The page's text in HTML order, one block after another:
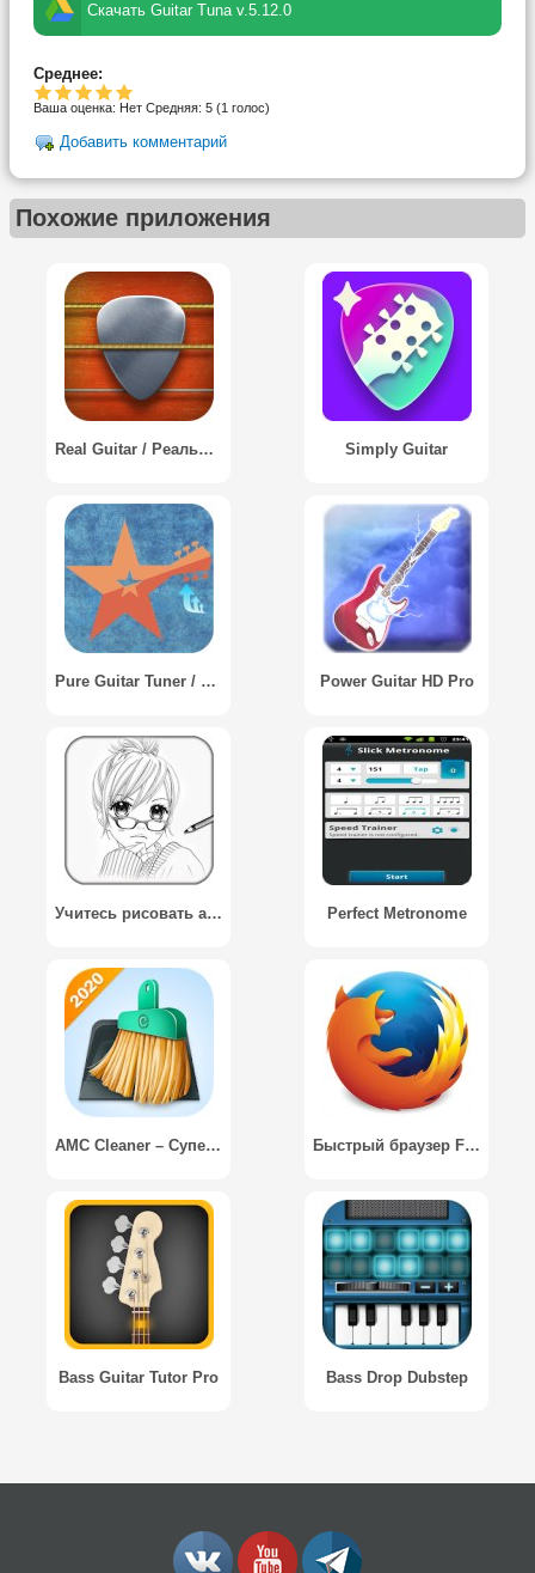
Скачать Guitar Tuna v.5.12.0
Среднее:
Ваша оценка: Нет Средняя: 5 (1 голос)
Добавить комментарий
Похожие приложения
Real Guitar / Реальная гитара Simply Guitar
Pure Guitar Tuner / Гитарный тюнер Power Guitar HD Pro
Учитесь рисовать аниме Манга Perfect Metronome
AMC Cleaner – Супер Ускоритель телефона Быстрый браузер Firefox
Bass Guitar Tutor Pro Bass Drop Dubstep